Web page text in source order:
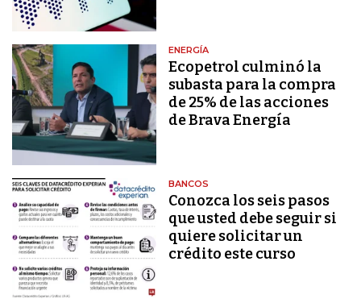
ENERGÍA
Ecopetrol culminó la
subasta para la compra
de 25% de las acciones
de Brava Energía
BANCOS
Conozca los seis pasos
que usted debe seguir si
quiere solicitar un
crédito este curso